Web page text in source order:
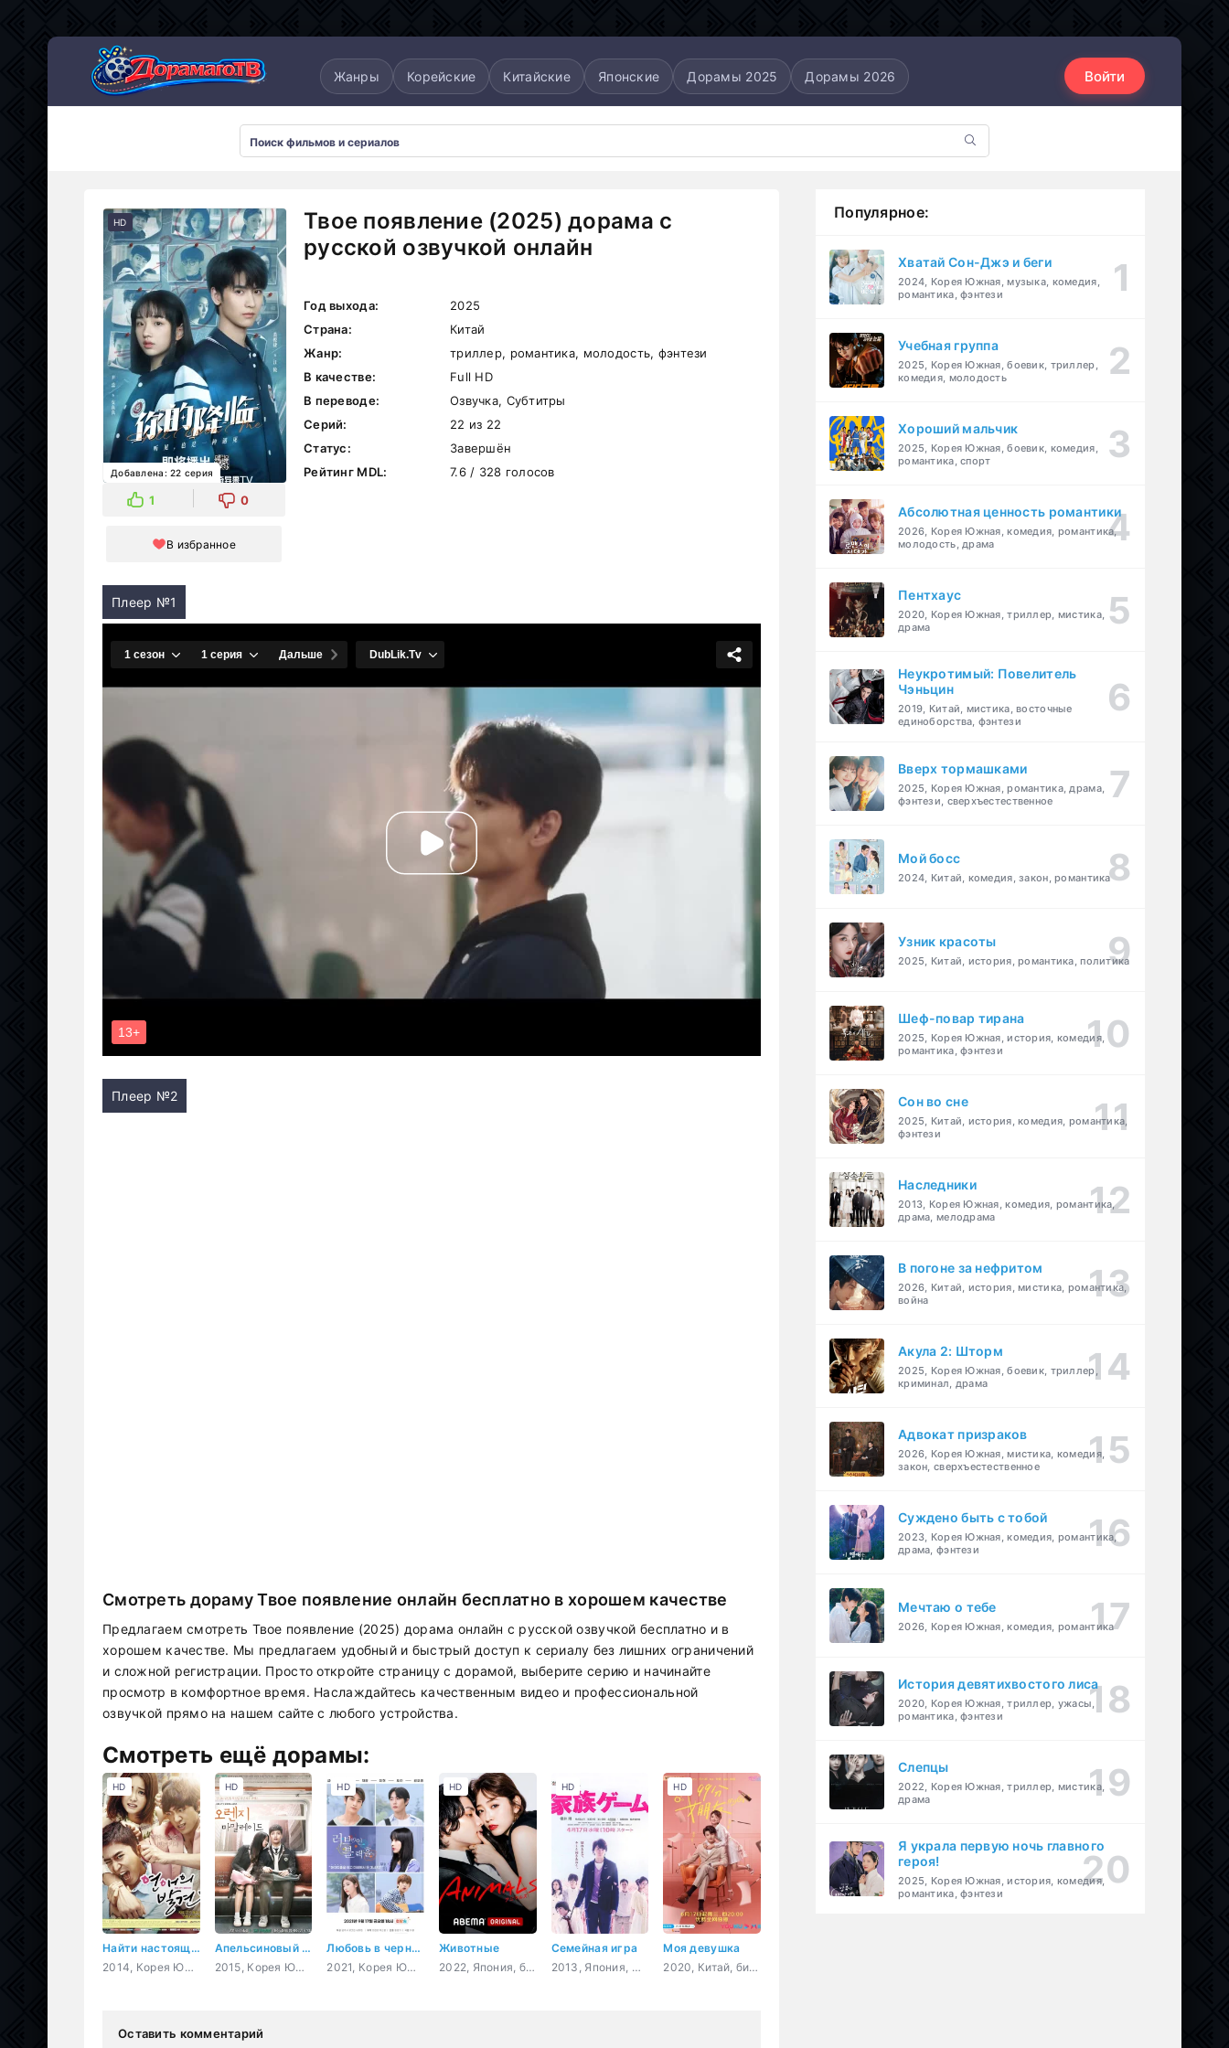
Жанры Корейские Китайские Японские Дорамы 2025 Дорамы 2026 Войти
HD
Добавлена: 22 серия
1 0
В избранное
Твое появление (2025) дорама с
русской озвучкой онлайн
Год выхода:
2025
Страна:
Китай
Жанр:
триллер, романтика, молодость, фэнтези
В качестве:
Full HD
В переводе:
Озвучка, Субтитры
Серий:
22 из 22
Статус:
Завершён
Рейтинг MDL:
7.6 / 328 голосов
Плеер №1
Плеер №2
Смотреть дораму Твое появление онлайн бесплатно в хорошем качестве
Предлагаем смотреть Твое появление (2025) дорама онлайн с русской озвучкой бесплатно и в
хорошем качестве. Мы предлагаем удобный и быстрый доступ к сериалу без лишних ограничений
и сложной регистрации. Просто откройте страницу с дорамой, выберите серию и начинайте
просмотр в комфортное время. Наслаждайтесь качественным видео и профессиональной
озвучкой прямо на нашем сайте с любого устройства.
Смотреть ещё дорамы:
Найти настоящую любовь
2014, Корея Южная, комедия, романтика, драма
HD
Апельсиновый мармелад
2015, Корея Южная, история, романтика, драма, сверхъестественное
HD
Любовь в черной дыре
2021, Корея Южная, романтика, молодость, sci-fi, фэнтези
HD
Животные
2022, Япония, бизнес, романтика, драма
HD
Семейная игра
2013, Япония, мистика, психология, повседневность, драма
HD
Моя девушка
2020, Китай, бизнес, комедия, романтика, драма
HD
Оставить комментарий
Популярное:
Хватай Сон-Джэ и беги
2024, Корея Южная, музыка, комедия,
романтика, фэнтези
Учебная группа
2025, Корея Южная, боевик, триллер,
комедия, молодость
Хороший мальчик
2025, Корея Южная, боевик, комедия,
романтика, спорт
Абсолютная ценность романтики
2026, Корея Южная, комедия, романтика,
молодость, драма
Пентхаус
2020, Корея Южная, триллер, мистика,
драма
Неукротимый: Повелитель
Чэньцин
2019, Китай, мистика, восточные
единоборства, фэнтези
Вверх тормашками
2025, Корея Южная, романтика, драма,
фэнтези, сверхъестественное
Мой босс
2024, Китай, комедия, закон, романтика
Узник красоты
2025, Китай, история, романтика, политика
Шеф-повар тирана
2025, Корея Южная, история, комедия,
романтика, фэнтези
Cон во сне
2025, Китай, история, комедия, романтика,
фэнтези
Наследники
2013, Корея Южная, комедия, романтика,
драма, мелодрама
В погоне за нефритом
2026, Китай, история, мистика, романтика,
война
Акула 2: Шторм
2025, Корея Южная, боевик, триллер,
криминал, драма
Адвокат призраков
2026, Корея Южная, мистика, комедия,
закон, сверхъестественное
Суждено быть с тобой
2023, Корея Южная, комедия, романтика,
драма, фэнтези
Мечтаю о тебе
2026, Корея Южная, комедия, романтика
История девятихвостого лиса
2020, Корея Южная, триллер, ужасы,
романтика, фэнтези
Слепцы
2022, Корея Южная, триллер, мистика,
драма
Я украла первую ночь главного
героя!
2025, Корея Южная, история, комедия,
романтика, фэнтези
Дорамы 2025 Дорамы 2026